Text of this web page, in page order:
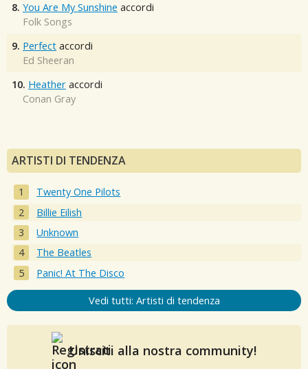
8. You Are My Sunshine accordi
Folk Songs
9. Perfect accordi
Ed Sheeran
10. Heather accordi
Conan Gray
ARTISTI DI TENDENZA
Twenty One Pilots
Billie Eilish
Unknown
The Beatles
Panic! At The Disco
Vedi tutti: Artisti di tendenza
Unisciti alla nostra community!